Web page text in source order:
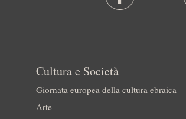
Cultura e Società
Giornata europea della cultura ebraica
Arte